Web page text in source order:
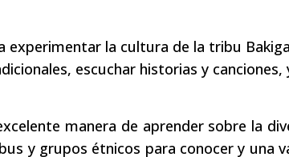
experimentar la cultura de la tribu
escuchar historias y canciones,
manera de aprender sobre la
y grupos étnicos para conocer y una